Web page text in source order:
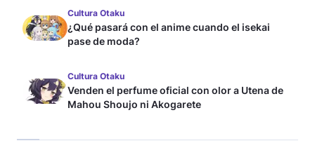
Cultura Otaku
¿Qué pasará con el anime cuando el isekai
pase de moda?
Cultura Otaku
Venden el perfume oficial con olor a Utena de
Mahou Shoujo ni Akogarete